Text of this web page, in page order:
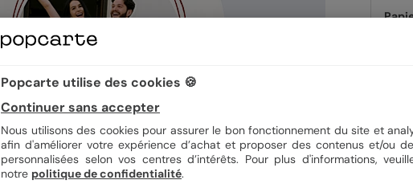
Popcarte utilise des cookies 🍪
Continuer sans accepter
Nous utilisons des cookies pour assurer le bon fonctionnement du site et
afin d'améliorer votre expérience d’achat et proposer des contenus et/ou
personnalisées selon vos centres d’intérêts. Pour plus d'informations,
notre politique de confidentialité.